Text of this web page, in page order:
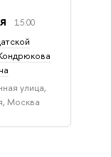
15:00
улица,
Москва